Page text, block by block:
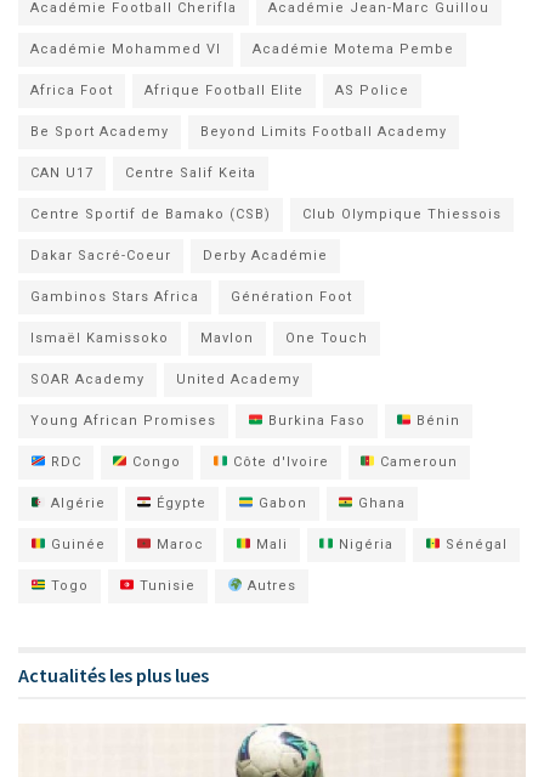
Académie Football Cherifla Académie Jean-Marc Guillou
Académie Mohammed VI Académie Motema Pembe
Africa Foot Afrique Football Elite AS Police
Be Sport Academy Beyond Limits Football Academy
CAN U17 Centre Salif Keita
Centre Sportif de Bamako (CSB) Club Olympique Thiessois
Dakar Sacré-Coeur Derby Académie
Gambinos Stars Africa Génération Foot
Ismaël Kamissoko Mavlon One Touch
SOAR Academy United Academy
Young African Promises Burkina Faso Bénin
RDC Congo Côte d'Ivoire Cameroun
Algérie Égypte Gabon Ghana
Guinée Maroc Mali Nigéria Sénégal
Togo Tunisie Autres
Actualités les plus lues